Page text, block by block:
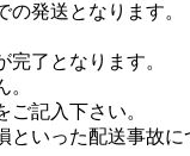
発送となります。
了となります。
記入下さい。
いった配送事故に